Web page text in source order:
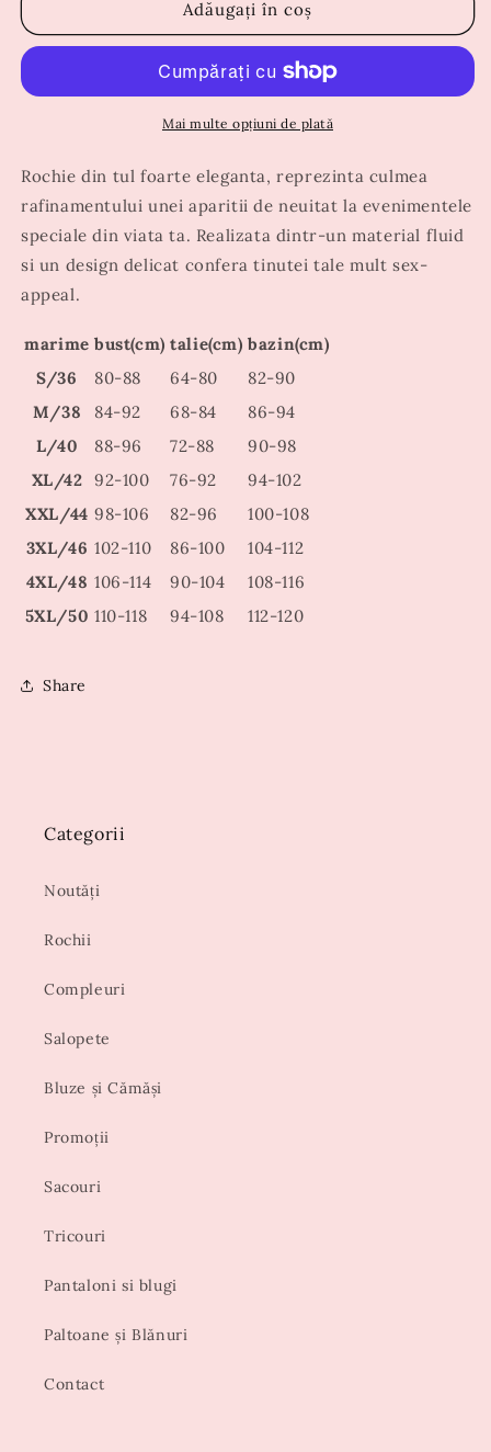
Evelyn
Rochie
Evelyn
Adăugați în coș
Mai multe opțiuni de plată
Rochie din tul foarte eleganta, reprezinta culmea
rafinamentului unei aparitii de neuitat la evenimentele
speciale din viata ta. Realizata dintr-un material fluid
si un design delicat confera tinutei tale mult sex-
appeal.
marime bust(cm) talie(cm) bazin(cm)
S/36
80-88 64-80
82-90
M/38
84-92 68-84
86-94
L/40
88-96 72-88
90-98
XL/42 92-100 76-92
94-102
XXL/44 98-106 82-96
100-108
3XL/46 102-110 86-100
104-112
4XL/48 106-114 90-104
108-116
5XL/50 110-118 94-108 112-120
Share
Categorii
Noutăți
Rochii
Compleuri
Salopete
Bluze și Cămăși
Promoții
Sacouri
Tricouri
Pantaloni si blugi
Paltoane și Blănuri
Contact